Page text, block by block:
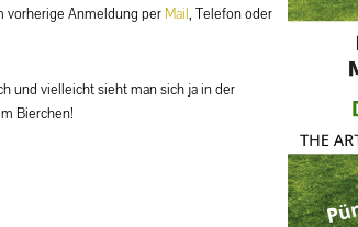
vorherige Anmeldung per Mail, Telefon oder
und vielleicht sieht man sich ja in der
Bierchen!